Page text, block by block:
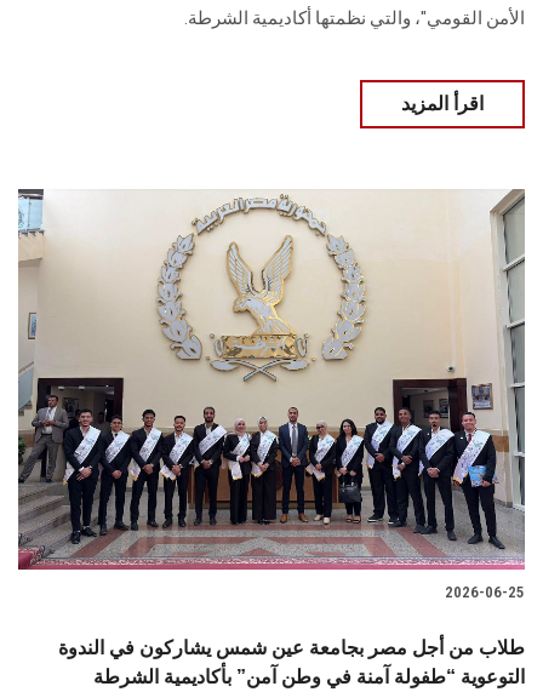
الأمن القومي"، والتي نظمتها أكاديمية الشرطة.
اقرأ المزيد
2026-06-25
طلاب من أجل مصر بجامعة عين شمس يشاركون في الندوة
التوعوية “طفولة آمنة في وطن آمن” بأكاديمية الشرطة